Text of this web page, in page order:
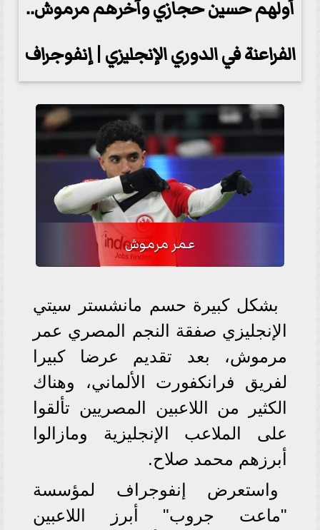
أولهم حسين حجازي وآخرهم مرموش..
الفراعنة في الدوري الإنجليزي | إنفوجراف
عمر مرموش
بشكل كبيرة حسم مانشستر سيتي
الإنجليزي صفقة النجم المصري عمر
مرموش، بعد تقديم عرضا كبيرا
لفريق فرانكفورت الألماني، وهناك
الكثير من اللاعبين المصريين تألقوا
على الملاعب الإنجليزية ومازالوا
أبرزهم محمد صلاح.
واستعرض إنفوجراف لمؤسسة
"ماعت جروب" أبرز اللاعبين